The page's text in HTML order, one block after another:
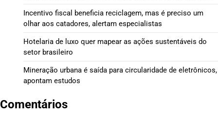
Incentivo fiscal beneficia reciclagem, mas é preciso um
olhar aos catadores, alertam especialistas
Hotelaria de luxo quer mapear as ações sustentáveis do
setor brasileiro
Mineração urbana é saída para circularidade de eletrônicos,
apontam estudos
Comentários